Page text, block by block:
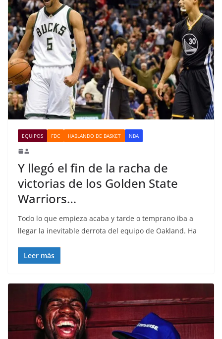
EQUIPOS FDC HABLANDO DE BASKET NBA
Y llegó el fin de la racha de
victorias de los Golden State
Warriors…
Todo lo que empieza acaba y tarde o temprano iba a
llegar la inevitable derrota del equipo de Oakland. Ha
Leer más